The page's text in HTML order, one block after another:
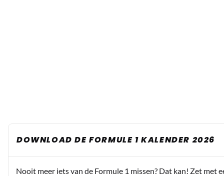
DOWNLOAD DE FORMULE 1 KALENDER 2026
Nooit meer iets van de Formule 1 missen? Dat kan! Zet met